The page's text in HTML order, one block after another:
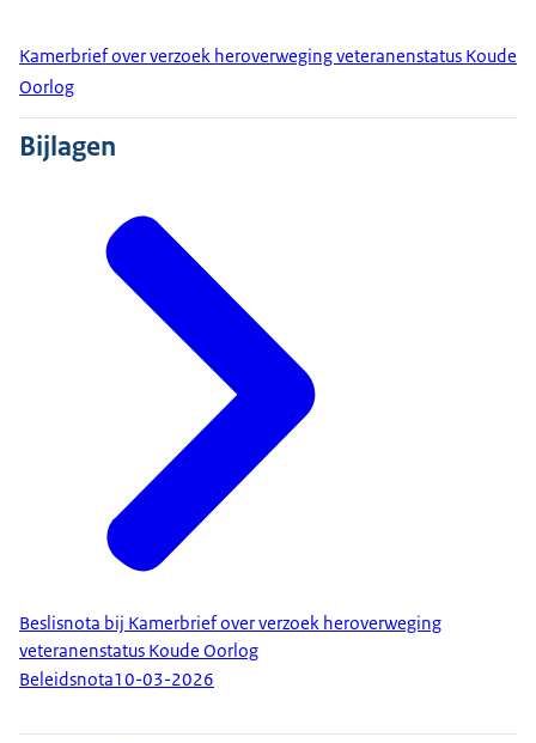
Kamerbrief over verzoek heroverweging veteranenstatus Koude
Oorlog
Bijlagen
Beslisnota bij Kamerbrief over verzoek heroverweging
veteranenstatus Koude Oorlog
Beleidsnota10-03-2026